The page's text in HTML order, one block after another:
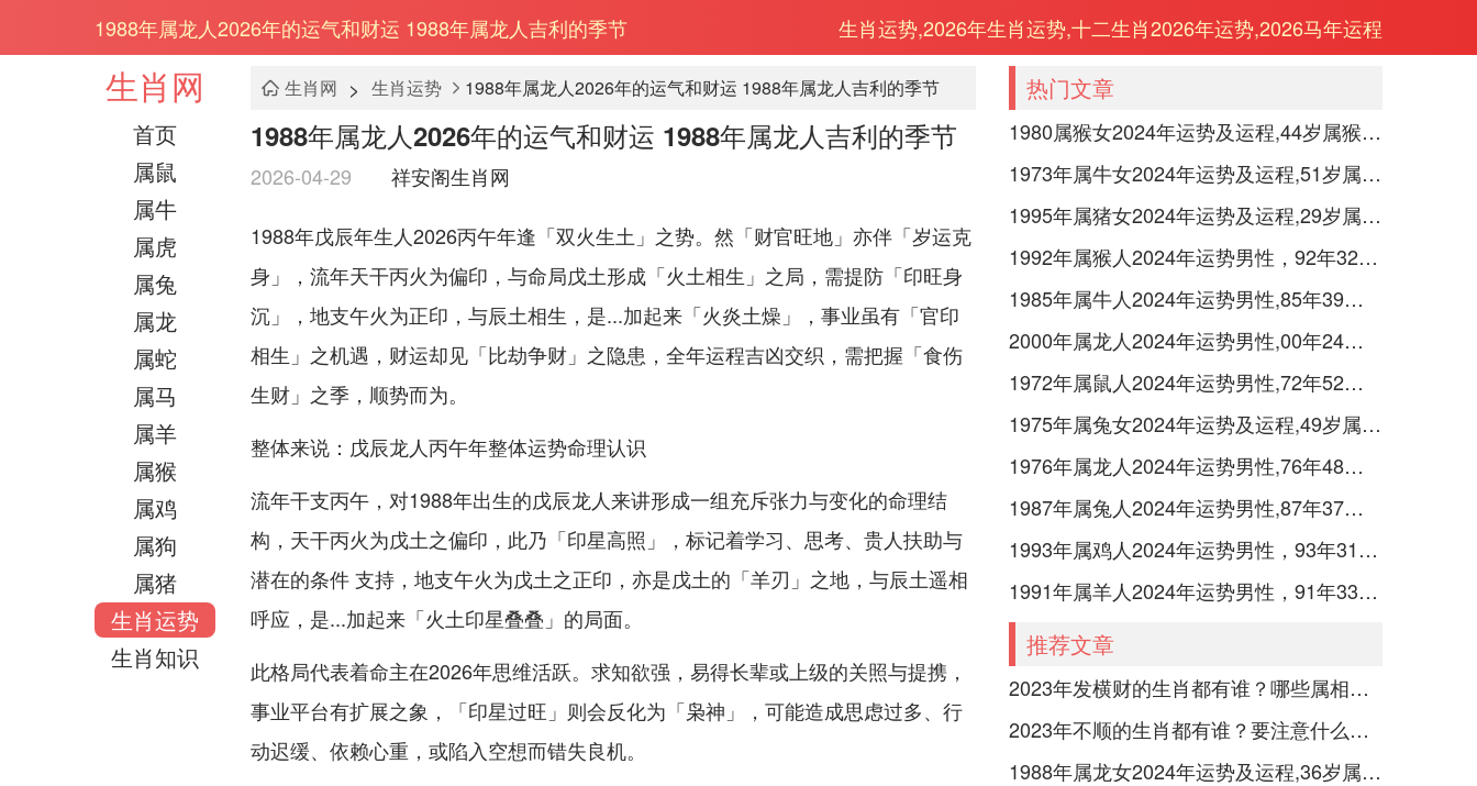
1988年属龙人2026年的运气和财运 1988年属龙人吉利的季节 生肖运势,2026年生肖运势,十二生肖2026年运势,2026马年运程
生肖网
首页
属鼠
属牛
属虎
属兔
属龙
属蛇
属马
属羊
属猴
属鸡
属狗
属猪
生肖运势
生肖知识
生肖网 > 生肖运势 1988年属龙人2026年的运气和财运 1988年属龙人吉利的季节
1988年属龙人2026年的运气和财运 1988年属龙人吉利的季节
2026-04-29 祥安阁生肖网
1988年戊辰年生人2026丙午年逢「双火生土」之势。然「财官旺地」亦伴「岁运克
身」，流年天干丙火为偏印，与命局戊土形成「火土相生」之局，需提防「印旺身
沉」，地支午火为正印，与辰土相生，是...加起来「火炎土燥」，事业虽有「官印
相生」之机遇，财运却见「比劫争财」之隐患，全年运程吉凶交织，需把握「食伤
生财」之季，顺势而为。
整体来说：戊辰龙人丙午年整体运势命理认识
流年干支丙午，对1988年出生的戊辰龙人来讲形成一组充斥张力与变化的命理结
构，天干丙火为戊土之偏印，此乃「印星高照」，标记着学习、思考、贵人扶助与
潜在的条件 支持，地支午火为戊土之正印，亦是戊土的「羊刃」之地，与辰土遥相
呼应，是...加起来「火土印星叠叠」的局面。
此格局代表着命主在2026年思维活跃。求知欲强，易得长辈或上级的关照与提携，
事业平台有扩展之象，「印星过旺」则会反化为「枭神」，可能造成思虑过多、行
动迟缓、依赖心重，或陷入空想而错失良机。
热门文章
1980属猴女2024年运势及运程,44岁属猴人2024全年每月运势女性如何
1973年属牛女2024年运势及运程,51岁属牛人2024全年每月运势女性如何
1995年属猪女2024年运势及运程,29岁属猪人2024全年每月运势女性如何
1992年属猴人2024年运势男性，92年32岁属猴男2024年每月运程怎么样
1985年属牛人2024年运势男性,85年39岁属牛男2024年每月运程怎么样
2000年属龙人2024年运势男性,00年24岁属龙男2024年每月运程怎么样
1972年属鼠人2024年运势男性,72年52岁属鼠男2024年每月运程怎么样
1975年属兔女2024年运势及运程,49岁属兔人2024全年每月运势女性如何
1976年属龙人2024年运势男性,76年48岁属龙男2024年每月运程怎么样
1987年属兔人2024年运势男性,87年37岁属兔男2024年每月运程怎么样
1993年属鸡人2024年运势男性，93年31岁属鸡男2024年每月运程怎么样
1991年属羊人2024年运势男性，91年33岁属羊男2024年每月运程怎么样
推荐文章
2023年发横财的生肖都有谁？哪些属相财运旺盛？
2023年不顺的生肖都有谁？要注意什么呢？
1988年属龙女2024年运势及运程,36岁属龙人2024全年每月运势女性如何